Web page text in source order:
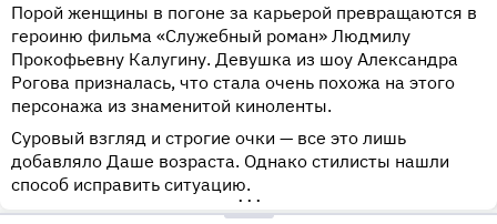
Порой женщины в погоне за карьерой превращаются в
героиню фильма «Служебный роман» Людмилу
Прокофьевну Калугину. Девушка из шоу Александра
Рогова призналась, что стала очень похожа на этого
персонажа из знаменитой киноленты.
Суровый взгляд и строгие очки — все это лишь
добавляло Даше возраста. Однако стилисты нашли
способ исправить ситуацию.
•••